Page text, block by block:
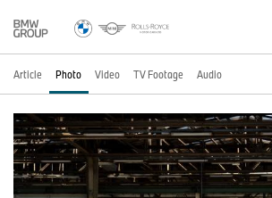
Article Photo Video TV Footage Audio